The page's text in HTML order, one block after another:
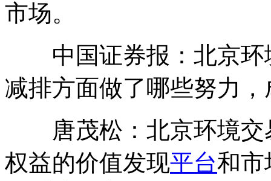
市场。
中国证券报：北京环
减排方面做了哪些努力
唐茂松：北京环境交
权益的价值发现平台和市